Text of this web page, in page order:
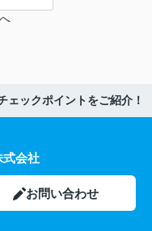
ェックポイントをご紹介！
式会社
お問い合わせ